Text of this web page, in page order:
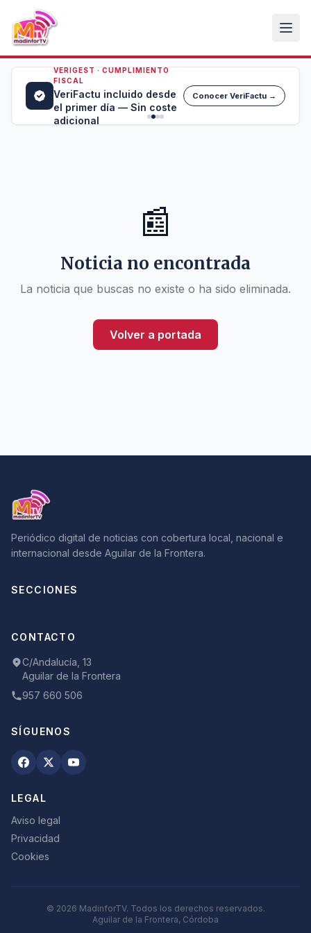
VERIGEST · CUMPLIMIENTO
FISCAL
VeriFactu incluido desde
el primer día — Sin coste
adicional
Conocer VeriFactu →
📰
Noticia no encontrada
La noticia que buscas no existe o ha sido eliminada.
Volver a portada
Periódico digital de noticias con cobertura local, nacional e
internacional desde Aguilar de la Frontera.
SECCIONES
CONTACTO
C/Andalucía, 13
Aguilar de la Frontera
957 660 506
SÍGUENOS
LEGAL
Aviso legal
Privacidad
Cookies
© 2026 MadinforTV. Todos los derechos reservados.
Aguilar de la Frontera, Córdoba